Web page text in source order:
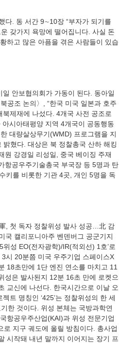
갖가지 욕망에 떨어집니다. 사실 돈
하고 많은 아픔을 겪은 사람들이 있습
공조 논의〉, “한국 미국 일본과 호주
제재에 나섰다. 4개국 사전 공조로
시아태평양 지역 4개국이 공동행동
대량살상무기(WMD) 프로그램을 지
혔다. 대상은 북 정찰총국 산하 해킹
원 강경일 리성일, 중국 베이징 주재
항공우주기술총국 부국장 등 5명과 탄
키를 비롯한 기관 4곳, 개인 5명을 독
국 캘리포니아주 벤덴버그 공군기지
성 EO(전자광학)/IR(적외선) 1호’로
시 20분쯤 미국 우주기업 스페이스X
18초만에 1단 엔진 연소를 마치고 11
성은 발사된지 12분 16초 만에 로켓으
교신에 나선다. 한국시간으로 이날 오
트 명칭인 ‘425’는 정찰위성의 한 세
한 것이다. 위성 본체는 국방과학연
항공우주산업(KAI)과 위성 전문기업
지구 궤도에 올릴 방침이다. 총사업
시작돼 내년 말까지 이어지는 장기 프